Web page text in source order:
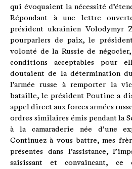
qui évoquaient la nécessité
Répondant à une lettre
président ukrainien Volodymyr
pourparlers de paix, le
volonté de la Russie de
conditions acceptables pour
doutaient de la détermination
l’armée russe à remporter la
bataille, le président Poutine a
appel direct aux forces armées
ordres similaires émis pendant la
à la camaraderie née d’une
Continuez à vous battre, mes
présentes dans l’assistance,
saisissant et convaincant, ce